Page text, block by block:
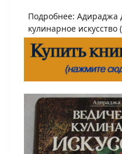
Подробнее: Адираджа
кулинарное искусство